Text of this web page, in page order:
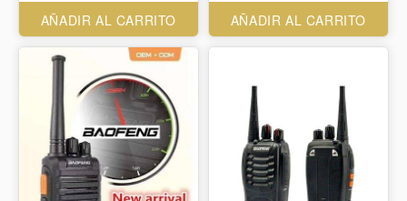
AÑADIR AL CARRITO AÑADIR AL CARRITO